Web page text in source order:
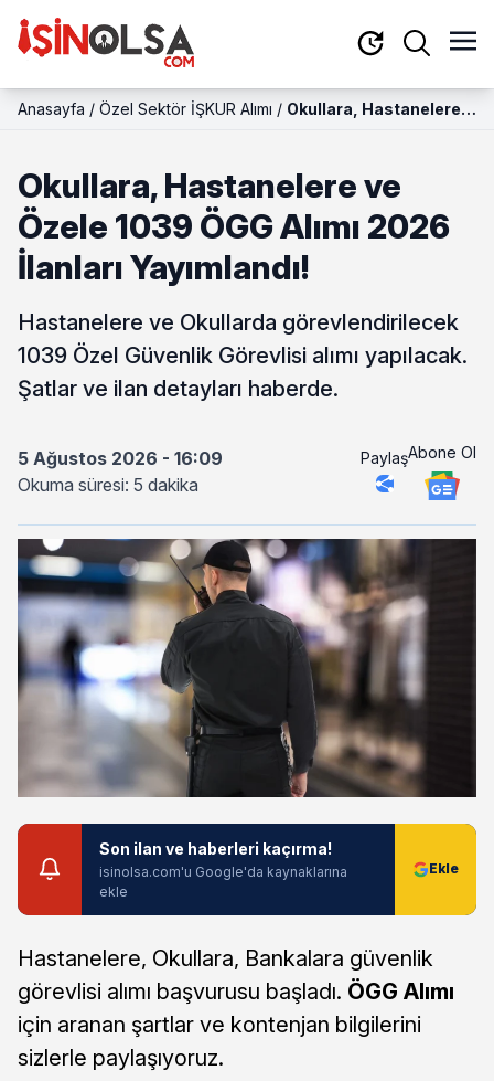
Anasayfa / Özel Sektör İŞKUR Alımı / Okullara, Hastanelere
Yayımlandı!
Okullara, Hastanelere ve
Özele 1039 ÖGG Alımı 2026
İlanları Yayımlandı!
Hastanelere ve Okullarda görevlendirilecek
1039 Özel Güvenlik Görevlisi alımı yapılacak.
Şatlar ve ilan detayları haberde.
5 Ağustos 2026 - 16:09
Okuma süresi: 5 dakika
PaylaşAbone Ol
Son ilan ve haberleri kaçırma!
isinolsa.com'u Google'da kaynaklarına
ekle
Hastanelere, Okullara, Bankalara güvenlik
görevlisi alımı başvurusu başladı. ÖGG Alımı
için aranan şartlar ve kontenjan bilgilerini
sizlerle paylaşıyoruz.